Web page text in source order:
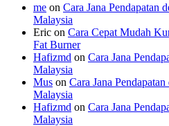
me on Cara Jana Pendapatan
Malaysia
Eric on Cara Cepat Mudah
Fat Burner
Hafizmd on Cara Jana
Malaysia
Mus on Cara Jana
Malaysia
Hafizmd on Cara Jana
Malaysia